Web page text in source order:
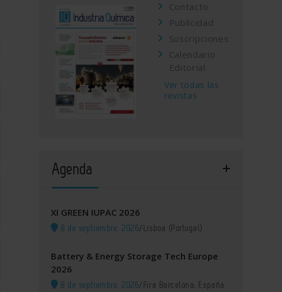
Contacto
Publicidad
Suscripciones
Calendario
Editorial
Ver todas las
revistas
Agenda
XI GREEN IUPAC 2026
8 de septiembre, 2026/Lisboa (Portugal)
Battery & Energy Storage Tech Europe
2026
8 de septiembre, 2026/Fira Barcelona, España